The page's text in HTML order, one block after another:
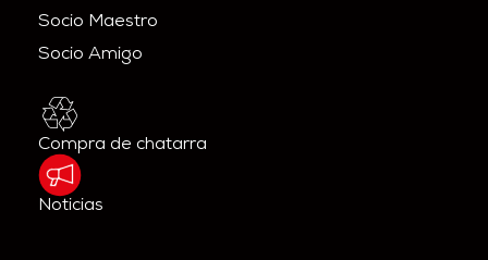
Socio Maestro
Socio Amigo
Compra de chatarra
Noticias